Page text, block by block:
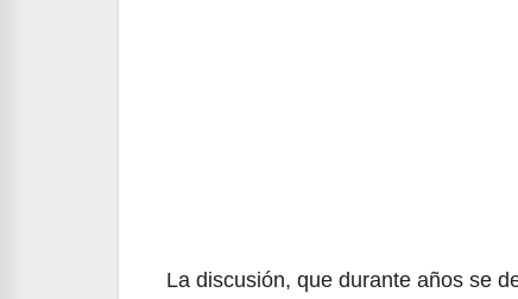
La discusión, que durante años se